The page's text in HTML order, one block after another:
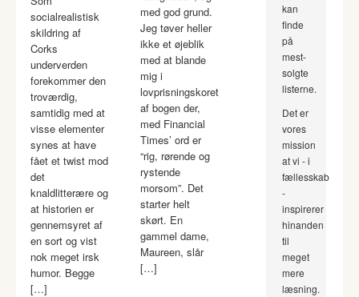
socialrealistisk
skildring af
Corks
underverden
forekommer den
troværdig,
samtidig med at
visse elementer
synes at have
fået et twist mod
det
knaldlitterære og
at historien er
gennemsyret af
en sort og vist
nok meget irsk
humor. Begge
[…]
med god grund.
Jeg tøver heller
ikke et øjeblik
med at blande
mig i
lovprisningskoret
af bogen der,
med Financial
Times’ ord er
“rig, rørende og
rystende
morsom”. Det
starter helt
skørt. En
gammel dame,
Maureen, slår
[…]
kan
finde
på
mest-
solgte
listerne.
Det er
vores
mission
at vi - i
fællesskab
-
inspirerer
hinanden
til
meget
mere
læsning.